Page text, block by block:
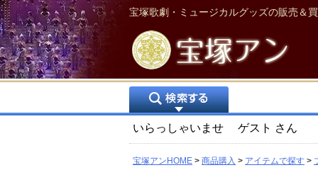
宝塚歌劇・ミュージカルグッズの販売＆
いらっしゃいませ ゲスト さん
宝塚アンHOME 商品購入 アイテムで探す